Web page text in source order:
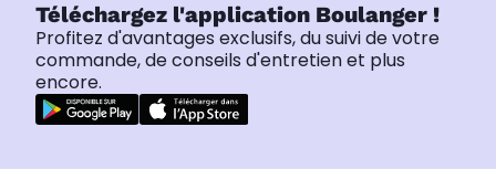
Téléchargez l'application Boulanger !
Profitez d'avantages exclusifs, du suivi de votre
commande, de conseils d'entretien et plus
encore.